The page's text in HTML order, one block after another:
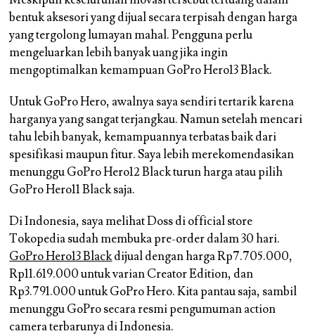
bentuk aksesori yang dijual secara terpisah dengan harga
yang tergolong lumayan mahal. Pengguna perlu
mengeluarkan lebih banyak uang jika ingin
mengoptimalkan kemampuan GoPro Hero13 Black.
Untuk GoPro Hero, awalnya saya sendiri tertarik karena
harganya yang sangat terjangkau. Namun setelah mencari
tahu lebih banyak, kemampuannya terbatas baik dari
spesifikasi maupun fitur. Saya lebih merekomendasikan
menunggu GoPro Hero12 Black turun harga atau pilih
GoPro Hero11 Black saja.
Di Indonesia, saya melihat Doss di official store
Tokopedia sudah membuka pre-order dalam 30 hari.
GoPro Hero13 Blackdijual dengan harga Rp7.705.000,
Rp11.619.000 untuk varian Creator Edition, dan
Rp3.791.000 untuk GoPro Hero. Kita pantau saja, sambil
menunggu GoPro secara resmi pengumuman action
camera terbarunya di Indonesia.